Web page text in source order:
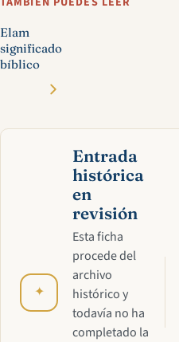
Elam
significado
bíblico
✦
Entrada
histórica
en
revisión
Esta ficha
procede del
archivo
histórico y
todavía no ha
completado la